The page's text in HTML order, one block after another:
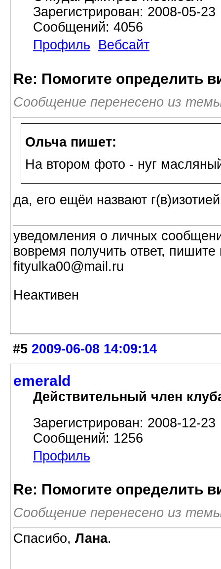
Зарегистрирован: 2008-05-23
Сообщений: 4056
Профиль
Вебсайт
Re: Помогите определить
Сообщение перенесено из
Ольча пишет:
На втором фото - нуг
да, его ещёи назвают
уведомления о личных
вовремя получить ответ,
fityulka00@mail.ru
Неактивен
#5 2009-06-08 14:09:14
emerald
Действительный член
Зарегистрирован: 2008-12-23
Сообщений: 1256
Профиль
Re: Помогите определить
Сообщение перенесено из
Спасибо, Лана.